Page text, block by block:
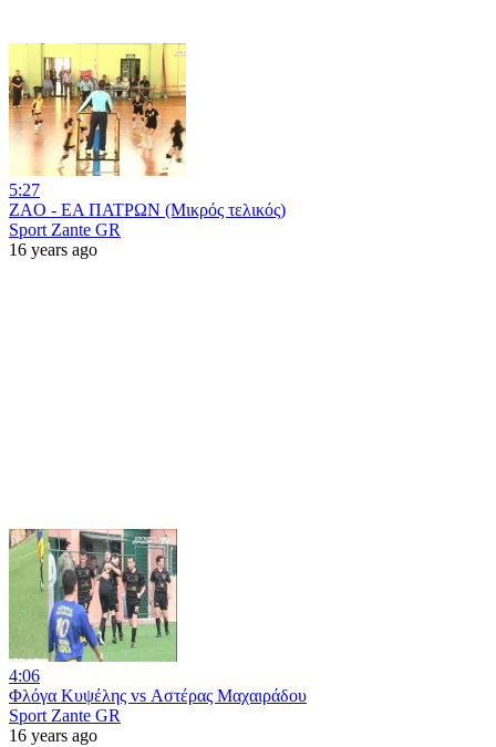
5:27
ZAO - EA ΠΑΤΡΩΝ (Μικρός τελικός)
Sport Zante GR
16 years ago
4:06
Φλόγα Κυψέλης vs Αστέρας Μαχαιράδου
Sport Zante GR
16 years ago